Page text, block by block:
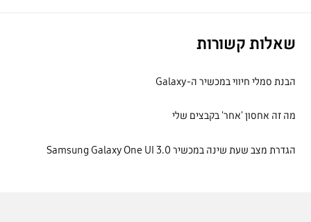
שאלות קשורות
הבנת סמלי חיווי במכשיר ה-Galaxy
מה זה אחסון 'אחר' בקבצים שלי
הגדרת מצב שעת שינה במכשיר Samsung Galaxy One UI 3.0